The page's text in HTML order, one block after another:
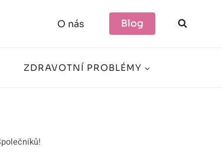
O nás Blog
ZDRAVOTNÍ PROBLÉMY